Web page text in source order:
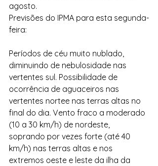
agosto.
Previsões do IPMA para esta segunda-
feira:
Períodos de céu muito nublado,
diminuindo de nebulosidade nas
vertentes sul. Possibilidade de
ocorrência de aguaceiros nas
vertentes nortee nas terras altas no
final do dia. Vento fraco a moderado
(10 a 30 km/h) de nordeste,
soprando por vezes forte (até 40
km/h) nas terras altas e nos
extremos oeste e leste da ilha da